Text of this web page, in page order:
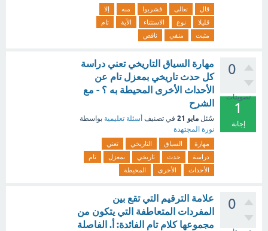
قال تعالى فشربوا منه
إلا
قليلا
نوع الاستثناء الآية
تام
مثبت
منفي ناقص
0
تصويتات
1
إجابة
مهارة السياق التاريخي تعني دراسة
كل حدث تاريخي بمعزل تام عن
الأحداث الأخرى المحيطة به ؟ - مع
الشرح
سُئل مايو 21 في تصنيف أسئلة تعليمية بواسطة
نورة المجتهدة
مهارة السياق التاريخي
تعني
دراسة
حدث تاريخي بمعزل
تام
الأحداث
الأخرى المحيطة
0
علامة الترقيم التي تقع بين
المفردات المتعاطفة التي يتكون من
مجموعها كلام تام الفائدة: أ. الفاصلة